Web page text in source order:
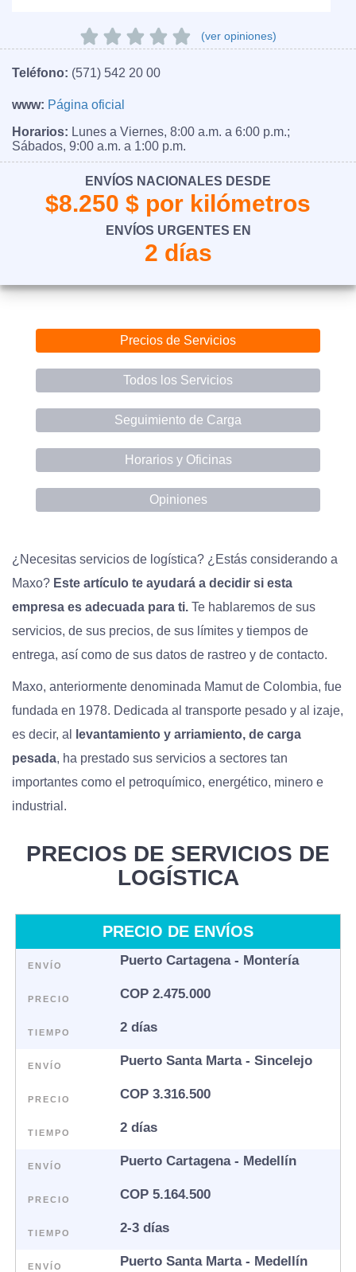
(ver opiniones)
Teléfono: (571) 542 20 00
www: Página oficial
Horarios: Lunes a Viernes, 8:00 a.m. a 6:00 p.m.;
Sábados, 9:00 a.m. a 1:00 p.m.
ENVÍOS NACIONALES DESDE
$8.250 $ por kilómetros
ENVÍOS URGENTES EN
2 días
Precios de Servicios
Todos los Servicios
Seguimiento de Carga
Horarios y Oficinas
Opiniones
¿Necesitas servicios de logística? ¿Estás considerando a
Maxo? Este artículo te ayudará a decidir si esta
empresa es adecuada para ti. Te hablaremos de sus
servicios, de sus precios, de sus límites y tiempos de
entrega, así como de sus datos de rastreo y de contacto.
Maxo, anteriormente denominada Mamut de Colombia, fue
fundada en 1978. Dedicada al transporte pesado y al izaje,
es decir, al
levantamiento y arriamiento, de carga
pesada, ha prestado sus servicios a sectores tan
importantes como el petroquímico, energético, minero e
industrial.
PRECIOS DE SERVICIOS DE
LOGÍSTICA
PRECIO DE ENVÍOS
ENVÍO Puerto Cartagena - Montería
PRECIO COP 2.475.000
TIEMPO 2 días
ENVÍO Puerto Santa Marta - Sincelejo
PRECIO COP 3.316.500
TIEMPO 2 días
ENVÍO Puerto Cartagena - Medellín
PRECIO COP 5.164.500
TIEMPO 2-3 días
ENVÍO Puerto Santa Marta - Medellín